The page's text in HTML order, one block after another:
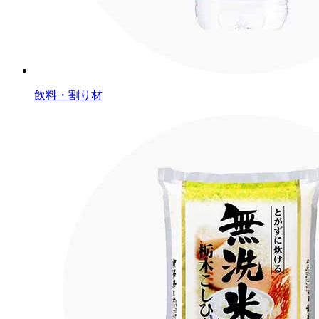
飲料・割り材